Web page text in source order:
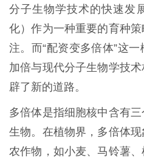
分子生物学技术的快速发
化）作为一种重要的育种
注。而“配资变多倍体”这
加倍与现代分子生物学技
辟了新的道路。
多倍体是指细胞核中含有
生物。在植物界，多倍体
农作物，如小麦、马铃薯